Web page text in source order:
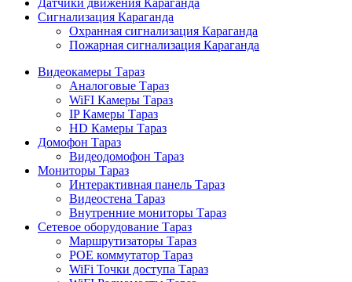
Сигнализация Караганда
Охранная сигнализация Караганда
Пожарная сигнализация Караганда
Видеокамеры Тараз
Аналоговые Тараз
WiFI Камеры Тараз
IP Камеры Тараз
HD Камеры Тараз
Домофон Тараз
Видеодомофон Тараз
Мониторы Тараз
Интерактивная панель Тараз
Видеостена Тараз
Внутренние мониторы Тараз
Сетевое оборудование Тараз
Маршрутизаторы Тараз
POE коммутатор Тараз
WiFi Точки доступа Тараз